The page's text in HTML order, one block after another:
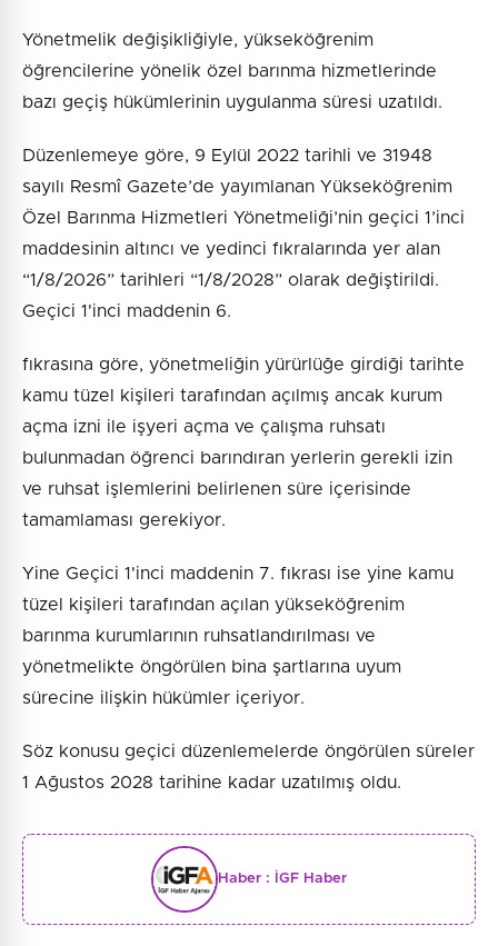
Yönetmelik değişikliğiyle, yükseköğrenim
öğrencilerine yönelik özel barınma hizmetlerinde
bazı geçiş hükümlerinin uygulanma süresi uzatıldı.
Düzenlemeye göre, 9 Eylül 2022 tarihli ve 31948
sayılı Resmî Gazete’de yayımlanan Yükseköğrenim
Özel Barınma Hizmetleri Yönetmeliği’nin geçici 1’inci
maddesinin altıncı ve yedinci fıkralarında yer alan
“1/8/2026” tarihleri “1/8/2028” olarak değiştirildi.
Geçici 1'inci maddenin 6.
fıkrasına göre, yönetmeliğin yürürlüğe girdiği tarihte
kamu tüzel kişileri tarafından açılmış ancak kurum
açma izni ile işyeri açma ve çalışma ruhsatı
bulunmadan öğrenci barındıran yerlerin gerekli izin
ve ruhsat işlemlerini belirlenen süre içerisinde
tamamlaması gerekiyor.
Yine Geçici 1'inci maddenin 7. fıkrası ise yine kamu
tüzel kişileri tarafından açılan yükseköğrenim
barınma kurumlarının ruhsatlandırılması ve
yönetmelikte öngörülen bina şartlarına uyum
sürecine ilişkin hükümler içeriyor.
Söz konusu geçici düzenlemelerde öngörülen süreler
1 Ağustos 2028 tarihine kadar uzatılmış oldu.
Haber : İGF Haber